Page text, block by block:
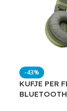
-43%
KUFJE PER